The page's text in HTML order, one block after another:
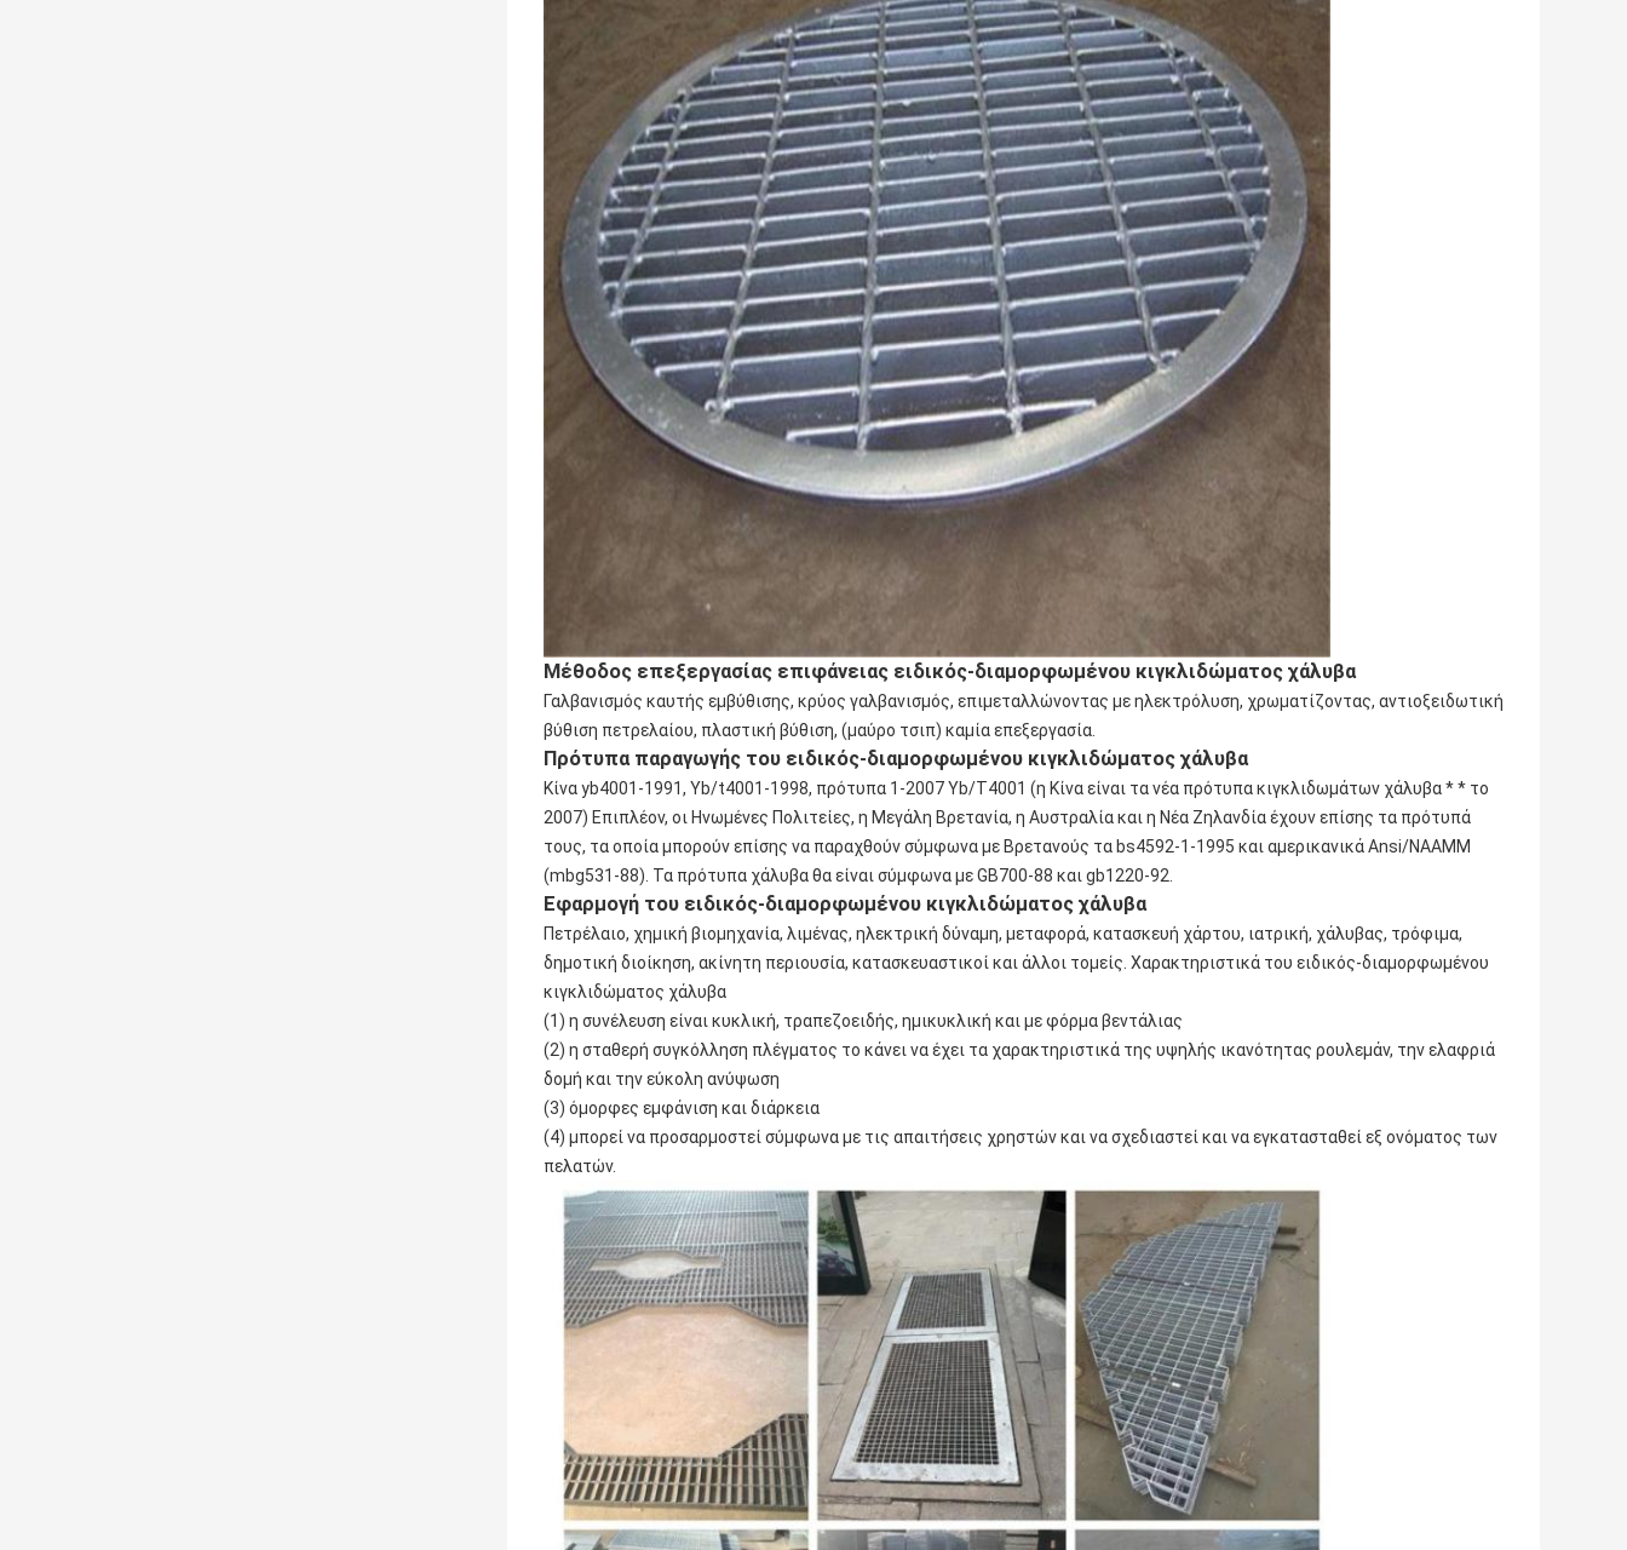
Μέθοδος επεξεργασίας επιφάνειας ειδικός-διαμορφωμένου κιγκλιδώματος χάλυβα
Γαλβανισμός καυτής εμβύθισης, κρύος γαλβανισμός, επιμεταλλώνοντας με ηλεκτρόλυση, χρωματίζοντας, αντιοξειδωτική
βύθιση πετρελαίου, πλαστική βύθιση, (μαύρο τσιπ) καμία επεξεργασία.
Πρότυπα παραγωγής του ειδικός-διαμορφωμένου κιγκλιδώματος χάλυβα
Κίνα yb4001-1991, Yb/t4001-1998, πρότυπα 1-2007 Yb/T4001 (η Κίνα είναι τα νέα πρότυπα κιγκλιδωμάτων χάλυβα * * το
2007) Επιπλέον, οι Ηνωμένες Πολιτείες, η Μεγάλη Βρετανία, η Αυστραλία και η Νέα Ζηλανδία έχουν επίσης τα πρότυπά
τους, τα οποία μπορούν επίσης να παραχθούν σύμφωνα με Βρετανούς τα bs4592-1-1995 και αμερικανικά Ansi/NAAMM
(mbg531-88). Τα πρότυπα χάλυβα θα είναι σύμφωνα με GB700-88 και gb1220-92.
Εφαρμογή του ειδικός-διαμορφωμένου κιγκλιδώματος χάλυβα
Πετρέλαιο, χημική βιομηχανία, λιμένας, ηλεκτρική δύναμη, μεταφορά, κατασκευή χάρτου, ιατρική, χάλυβας, τρόφιμα,
δημοτική διοίκηση, ακίνητη περιουσία, κατασκευαστικοί και άλλοι τομείς. Χαρακτηριστικά του ειδικός-διαμορφωμένου
κιγκλιδώματος χάλυβα
(1) η συνέλευση είναι κυκλική, τραπεζοειδής, ημικυκλική και με φόρμα βεντάλιας
(2) η σταθερή συγκόλληση πλέγματος το κάνει να έχει τα χαρακτηριστικά της υψηλής ικανότητας ρουλεμάν, την ελαφριά
δομή και την εύκολη ανύψωση
(3) όμορφες εμφάνιση και διάρκεια
(4) μπορεί να προσαρμοστεί σύμφωνα με τις απαιτήσεις χρηστών και να σχεδιαστεί και να εγκατασταθεί εξ ονόματος των
πελατών.